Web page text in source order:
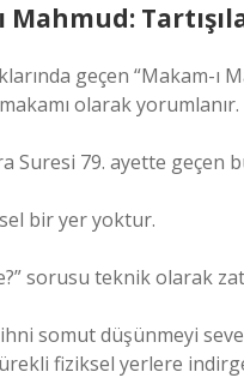
Mahmud:
geçen “Makam-ı
olarak yorumlanır.
Suresi 79. ayette geçen
bir yer yoktur.
sorusu teknik olarak
somut düşünmeyi
fiziksel yerlere